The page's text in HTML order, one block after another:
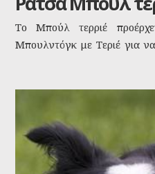
Το Μπούλ τερριέ
Μπουλντόγκ με Τεριέ για